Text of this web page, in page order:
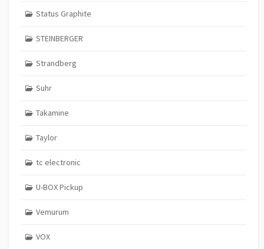
Status Graphite
STEINBERGER
Strandberg
Suhr
Takamine
Taylor
tc electronic
U-BOX Pickup
Vemurum
VOX